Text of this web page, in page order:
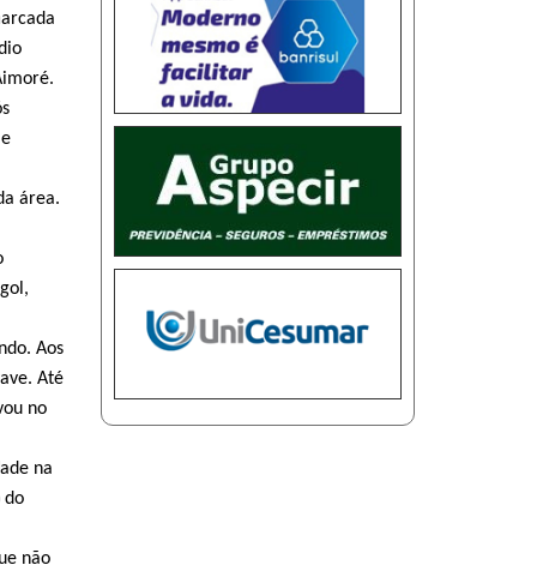
área.
Aos
Até
no
na
do
não